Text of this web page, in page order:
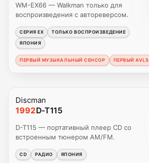
WM-EX66 — Walkman только для
воспроизведения с автореверсом.
СЕРИЯ EX
ТОЛЬКО ВОСПРОИЗВЕДЕНИЕ
ЯПОНИЯ
ПЕРВЫЙ МУЗЫКАЛЬНЫЙ СЕНСОР ПЕРВЫЙ AVLS
Discman
1992D-T115
D-T115 — портативный плеер CD со
встроенным тюнером AM/FM.
CD РАДИО ЯПОНИЯ